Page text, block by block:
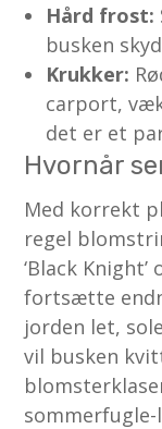
Hård frost:
busken
Krukker:
carport,
det er et
Hvornår
Med korrekt
regel
‘Black
fortsætte
jorden let,
vil busken